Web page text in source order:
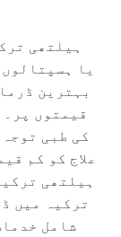
ہیلتھی
یا
بہترین
قیمتوں
کی طبی
علاج کو کم
ہیلتھی
ترکیہ میں
شامل